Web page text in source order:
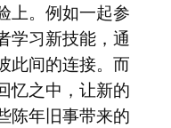
上。例如一起参
学习新技能，通
此间的连接。而
忆之中，让新的
陈年旧事带来的